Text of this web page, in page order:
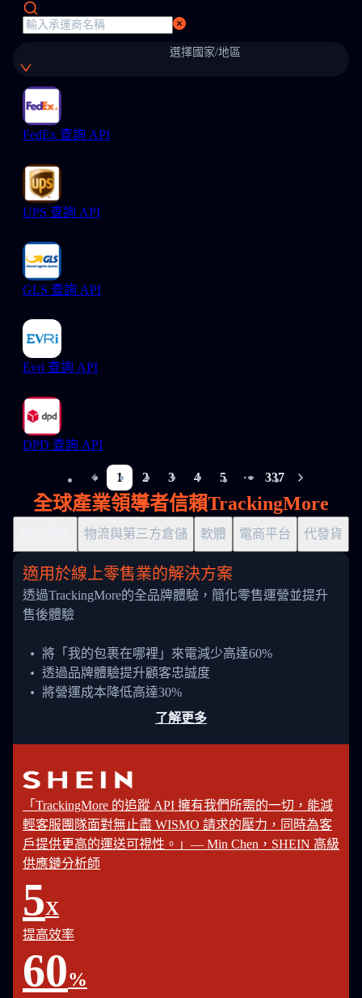
選擇國家/地區
FedEx 查詢 API
UPS 查詢 API
GLS 查詢 API
Evri 查詢 API
DPD 查詢 API
1 2 3 4 5
More pages
337
全球產業領導者信賴TrackingMore
物流與第三方倉儲 軟體 電商平台 代發貨
適用於線上零售業的解決方案
透過TrackingMore的全品牌體驗，簡化零售運營並提升
售後體驗
將「我的包裹在哪裡」來電減少高達60%
透過品牌體驗提升顧客忠誠度
將營運成本降低高達30%
了解更多
「TrackingMore 的追蹤 API 擁有我們所需的一切，能減
輕客服團隊面對無止盡 WISMO 請求的壓力，同時為客
戶提供更高的運送可視性。」— Min Chen，SHEIN 高級
供應鏈分析師
5X
提高效率
60%